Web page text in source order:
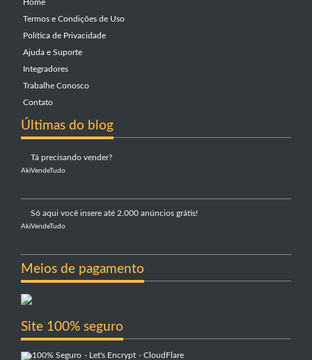
Home
Termos e Condições de Uso
Política de Privacidade
Ajuda e Suporte
Integradores
Trabalhe Conosco
Contato
Últimas do blog
Tá precisando vender?
AkiVendeTudo
Só aqui você insere até 2.000 anúncios grátis!
AkiVendeTudo
Meios de pagamento
Site 100% seguro